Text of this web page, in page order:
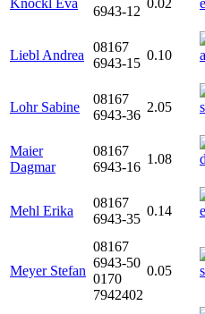
Knöckl Eva
6943-12
0.02
Liebl Andrea
08167
6943-15
0.10
Lohr Sabine
08167
6943-36
2.05
Maier
Dagmar
08167
6943-16
1.08
Mehl Erika
08167
6943-35
0.14
Meyer Stefan
08167
6943-50
0170
7942402
0.05